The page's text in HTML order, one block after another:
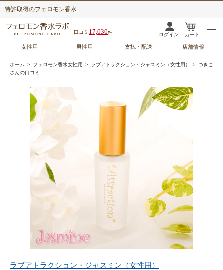
特許取得のフェロモン香水
口コミ 17,030件 ログイン カート
女性用 男性用 支払・配送 店舗情報
ホーム > フェロモン香水女性用 > ラブアトラクション・ジャスミン（女性用）
> つきこ
さんの口コミ
ラブアトラクション・ジャスミン（女性用）